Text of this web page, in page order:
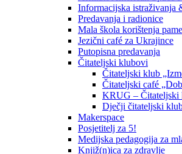
Informacijska istraživanja
Predavanja i radionice
Mala škola korištenja
Jezični café za Ukrajince
Putopisna predavanja
Čitateljski klubovi
Čitateljski klub
Čitateljski café
KRUG – Čitateljski
Dječji čitateljski
Makerspace
Posjetitelj za 5!
Medijska pedagogija za
Knjiž(n)ica za zdravlje